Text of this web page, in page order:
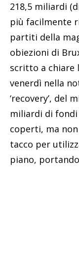
218,5 miliardi
più facilmente
partiti della
obiezioni di
scritto a chiare
venerdì nella
‘recovery’, del
miliardi di fondi
coperti, ma non
tacco per
piano,